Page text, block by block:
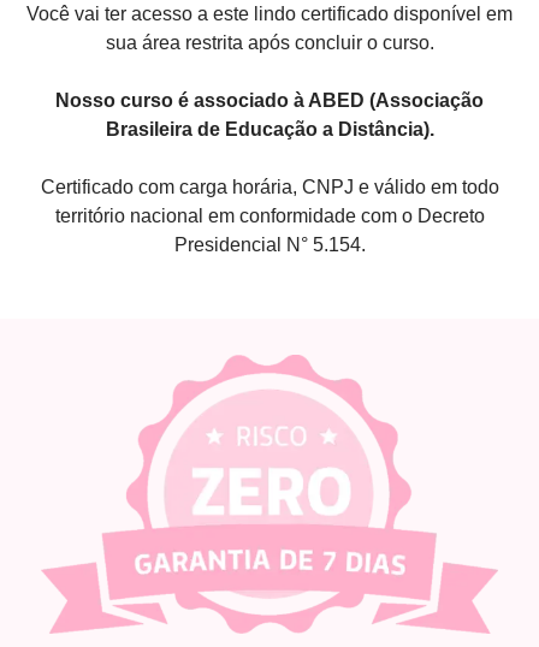
Você vai ter acesso a este lindo certificado disponível em
sua área restrita após concluir o curso.
Nosso curso é associado à ABED (Associação
Brasileira de Educação a Distância).
Certificado com carga horária, CNPJ e válido em todo
território nacional em conformidade com o Decreto
Presidencial N° 5.154.